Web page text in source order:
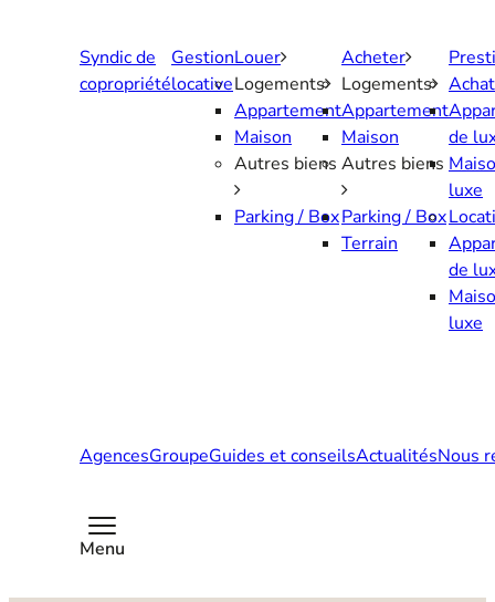
Syndic de
copropriété
Gestion
locative
Louer
Logements
Appartement
Maison
Autres biens
Parking / Box
Acheter
Logements
Appartement
Maison
Autres biens
Parking / Box
Terrain
Achat
de
luxe
de
luxe
AgencesGroupeGuides et conseilsActualitésNous
Menu